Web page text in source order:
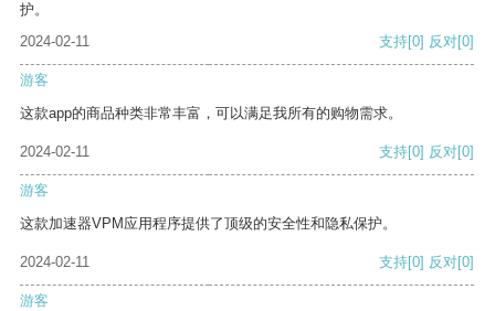
护。
2024-02-11
支持[0] 反对[0]
游客
这款app的商品种类非常丰富，可以满足我所有的购物需求。
2024-02-11 支持[0] 反对[0]
游客
这款加速器VPM应用程序提供了顶级的安全性和隐私保护。
2024-02-11 支持[0] 反对[0]
游客